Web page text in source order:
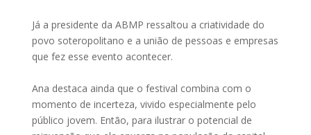
Já a presidente da ABMP ressaltou a criatividade do
povo soteropolitano e a união de pessoas e empresas
que fez esse evento acontecer.
Ana destaca ainda que o festival combina com o
momento de incerteza, vivido especialmente pelo
público jovem. Então, para ilustrar o potencial de